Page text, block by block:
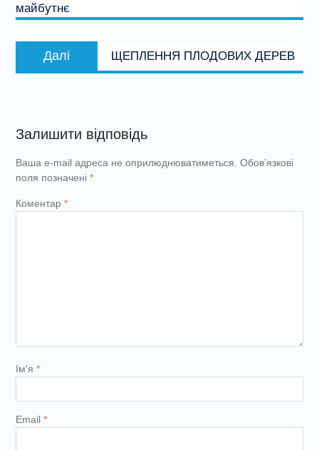
майбутнє
Далі
запис:
ЩЕПЛЕННЯ ПЛОДОВИХ ДЕРЕВ
Залишити відповідь
Ваша e-mail адреса не оприлюднюватиметься. Обов’язкові
поля позначені *
Коментар *
Ім'я *
Email *